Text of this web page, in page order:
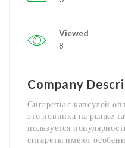
Viewed
8
Company
Сигареты с капсулой
это новинка на рынке
пользуется
сигареты имеют